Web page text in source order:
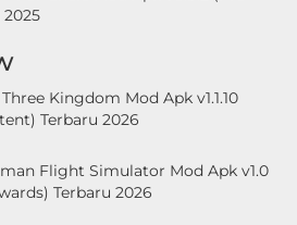
Kingdom Mod Apk v1.1.10
Terbaru 2026
Flight Simulator Mod Apk v1.0
Terbaru 2026